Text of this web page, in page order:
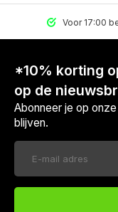
Voor 17:00
*10% korting
op de
Abonneer je op
blijven.